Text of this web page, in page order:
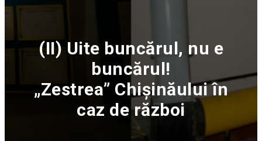
(II) Uite buncărul, nu e
buncărul!
„Zestrea” Chișinăului în
caz de război